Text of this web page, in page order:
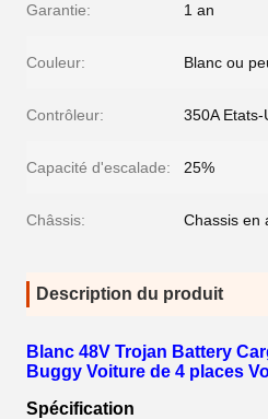
Garantie: 1 an
Couleur: Blanc ou
Contrôleur: 350A
Capacité d'escalade: 25%
Châssis: Chassis en
Description du produit
Blanc 48V Trojan Battery
Buggy Voiture de 4 places
Spécification